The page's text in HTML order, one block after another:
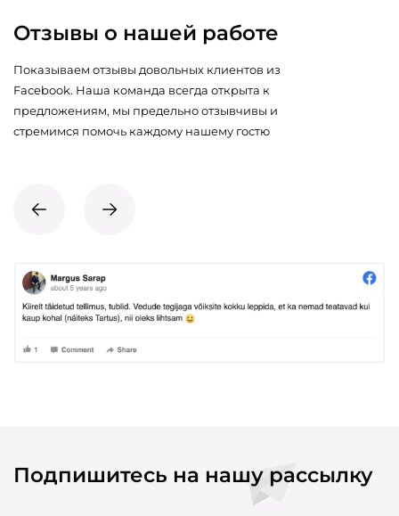
Отзывы о нашей работе
Показываем отзывы довольных клиентов из
Facebook. Наша команда всегда открыта к
предложениям, мы предельно отзывчивы и
стремимся помочь каждому нашему гостю
Подпишитесь на нашу рассылку